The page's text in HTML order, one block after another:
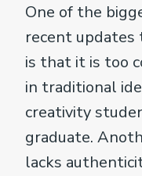
One of the
recent
is that it is too
in traditional
creativity
graduate.
lacks